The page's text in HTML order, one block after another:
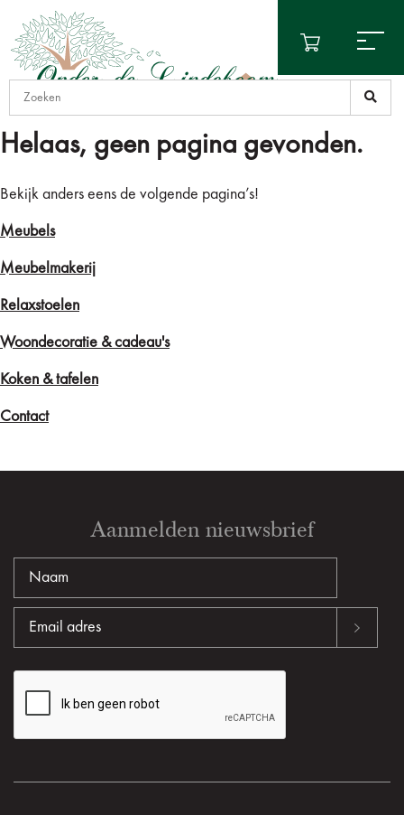
Helaas, geen pagina gevonden.
Bekijk anders eens de volgende pagina’s!
Meubels
Meubelmakerij
Relaxstoelen
Woondecoratie & cadeau's
Koken & tafelen
Contact
Aanmelden nieuwsbrief